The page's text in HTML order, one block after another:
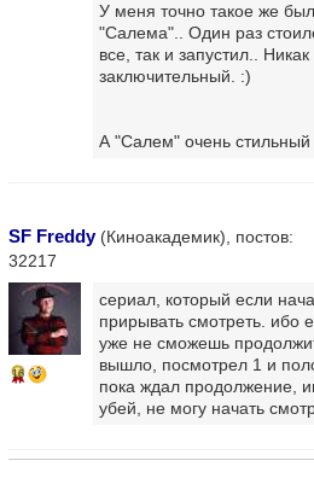
У меня точно такое же
"Салема".. Один раз
все, так и запустил..
заключительный. :)
А "Салем" очень стильный
SF Freddy(Киноакадемик), постов:
32217
16
сериал, который если
прирывать смотреть. ибо
уже не сможешь
вышло, посмотрел 1 и
пока ждал продолжение,
убей, не могу начать